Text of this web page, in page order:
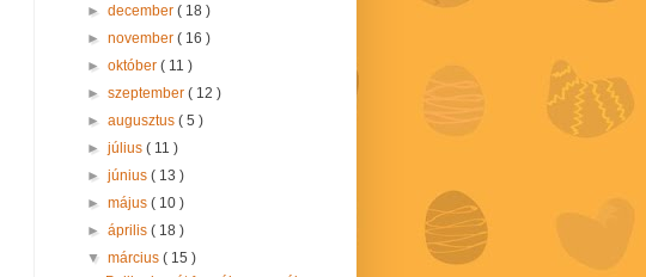
►december( 18 )
►november( 16 )
►október( 11 )
►szeptember( 12 )
►augusztus( 5 )
►július( 11 )
►június( 13 )
►május( 10 )
►április( 18 )
▼március( 15 )